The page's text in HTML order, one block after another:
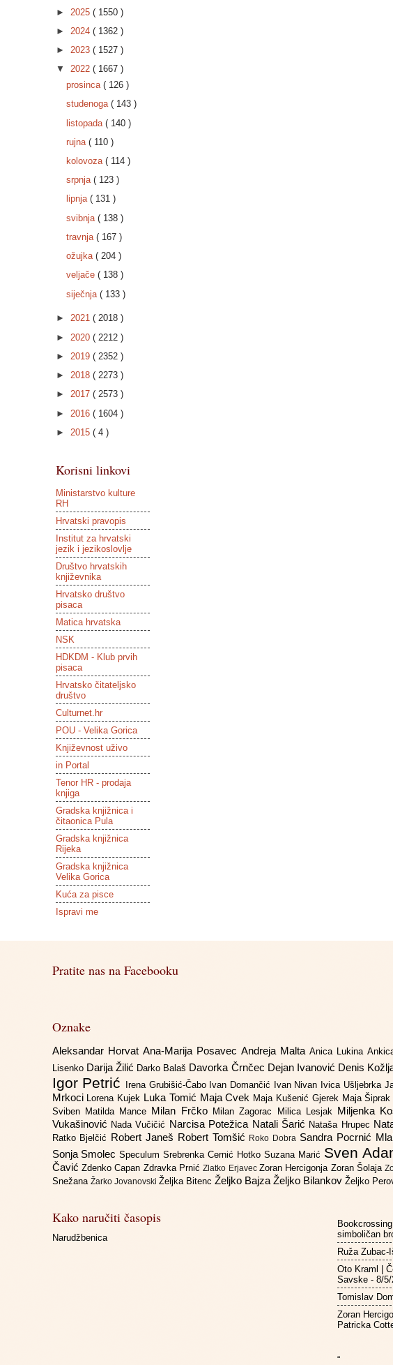
► 2025 ( 1550 )
► 2024 ( 1362 )
► 2023 ( 1527 )
▼ 2022 ( 1667 )
prosinca ( 126 )
studenoga ( 143 )
listopada ( 140 )
rujna ( 110 )
kolovoza ( 114 )
srpnja ( 123 )
lipnja ( 131 )
svibnja ( 138 )
travnja ( 167 )
ožujka ( 204 )
veljače ( 138 )
siječnja ( 133 )
► 2021 ( 2018 )
► 2020 ( 2212 )
► 2019 ( 2352 )
► 2018 ( 2273 )
► 2017 ( 2573 )
► 2016 ( 1604 )
► 2015 ( 4 )
Korisni linkovi
Ministarstvo kulture
RH
Hrvatski pravopis
Institut za hrvatski
jezik i jezikoslovlje
Društvo hrvatskih
književnika
Hrvatsko društvo
pisaca
Matica hrvatska
NSK
HDKDM - Klub prvih
pisaca
Hrvatsko čitateljsko
društvo
Culturnet.hr
POU - Velika Gorica
Književnost uživo
in Portal
Tenor HR - prodaja
knjiga
Gradska knjižnica i
čitaonica Pula
Gradska knjižnica
Rijeka
Gradska knjižnica
Velika Gorica
Kuća za pisce
Ispravi me
Pratite nas na Facebooku
Oznake
Aleksandar Horvat Ana-Marija Posavec Andreja Malta Anica Lukina
Lisenko Darija Žilić Darko Balaš Davorka Črnčec Dejan Ivanović Denis
Igor Petrić Irena Grubišić-Čabo Ivan Domančić Ivan Nivan Ivica Ušljebrka
Mrkoci Lorena Kujek Luka Tomić Maja Cvek Maja Kušenić Gjerek Maja Šiprak
Sviben Matilda Mance Milan Frčko Milan Zagorac Milica Lesjak Miljenka
Vukašinović Nada Vučičić Narcisa Potežica Natali Šarić Nataša Hrupec
Ratko Bjelčić Robert Janeš Robert Tomšić Roko Dobra Sandra Pocrnić
Sonja SmolecSpeculumSrebrenka Cernić Hotko Suzana Marić Sven
Čavić Zdenko Capan Zdravka PrnićZlatko Erjavec Zoran Hercigonja Zoran Šolaja
Snežana Žarko Jovanovski Željka Bitenc Željko Bajza Željko Bilankov Željko
Kako naručiti časopis
Narudžbenica
simboličan
Ruža Zubac-
Oto Kraml |
Savske- 8/5/
Tomislav
Zoran
Patricka
“